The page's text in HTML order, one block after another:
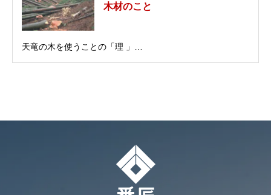
木材のこと
天竜の木を使うことの「理 」…